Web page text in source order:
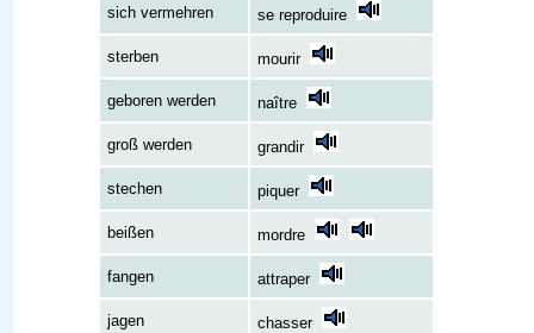
sich vermehren se reproduire
sterben mourir
geboren werden naître
groß werden grandir
stechen piquer
beißen mordre
fangen attraper
jagen chasser